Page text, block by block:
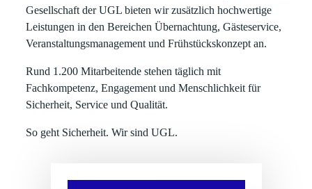
Gesellschaft der UGL bieten wir zusätzlich hochwertige
Leistungen in den BereichenÜbernachtung, Gästeservice,
Veranstaltungsmanagement und Frühstückskonzeptan.
Rund 1.200 Mitarbeitende stehen täglich mit
Fachkompetenz, Engagement und Menschlichkeit für
Sicherheit, Service und Qualität.
So geht Sicherheit. Wir sind UGL.